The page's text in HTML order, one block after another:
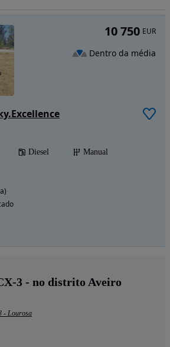
Diesel
Manual
10 750 EUR
Dentro da média
3 - no distrito Aveiro
- Lourosa